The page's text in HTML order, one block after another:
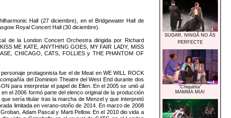
Hall (27 diciembre), en el Bridgewater Hall de
Royal Concert Hall (30 diciembre).
de la London Concert Orchestra dirigida por Richard
ME KATE, ANYTHING GOES, MY FAIR LADY, MISS
CHICAGO, CATS, FOLLIES y THE PHANTOM OF
protagonista fue el de Meat en WE WILL ROCK
del Dominion Theatre del West End durante dos
para interpretar el papel de Ellen. En el 2005 se unió al
el 2006 formó parte del elenco original de la producción
sería titular tras la marcha de Menzel y que interpretó
limitada en verano-otoño de 2014. En marzo de 2008
Adam Pascal y Marti Pellow. En el 2010 dio vida a
SUGAR, NINGÃ NO ÃS
PERFECTE
"Chiquitita"
MAMMA MIA!